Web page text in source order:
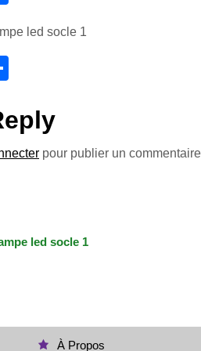
taled socle 1
ta
g
er
pour publier un
led socle 1
À Propos